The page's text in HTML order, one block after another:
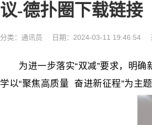
议-德扑圈下载链接
分类： 通讯员 日期：2024-03-11 19:46:54
为进一步落实“双减”要求，明确
学以“聚焦高质量 奋进新征程”为主